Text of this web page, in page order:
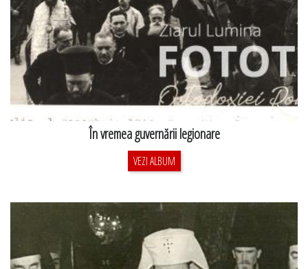
În vremea guvernării legionare
VEZI ALBUM